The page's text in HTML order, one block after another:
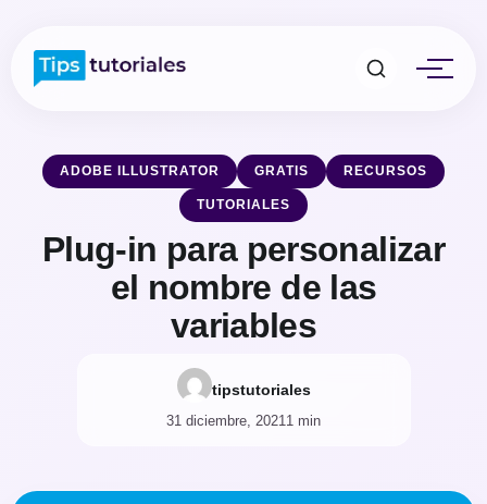
ADOBE ILLUSTRATOR GRATIS RECURSOS
TUTORIALES
Plug-in para personalizar
el nombre de las
variables
tipstutoriales
31 diciembre, 20211 min